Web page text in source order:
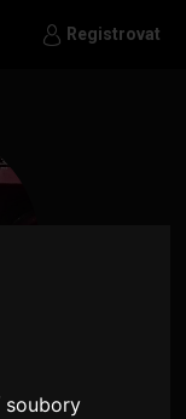
soubory
Registrovat